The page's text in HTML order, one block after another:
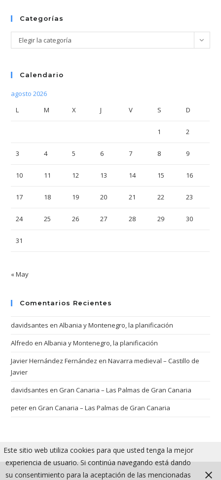
Categorías
Categorías
Elegir la categoría
Calendario
agosto 2026
L
M X J V S D
1 2
3 4 5 6 7 8 9
10 11 12 13 14 15 16
17 18 19 20 21 22 23
24 25 26 27 28 29 30
31
« May
Comentarios Recientes
davidsantes enAlbania y Montenegro, la planificación
Alfredo enAlbania y Montenegro, la planificación
Javier Hernández Fernández enNavarra medieval – Castillo de
Javier
davidsantes enGran Canaria – Las Palmas de Gran Canaria
peterenGran Canaria – Las Palmas de Gran Canaria
Este sitio web utiliza cookies para que usted tenga la mejor
experiencia de usuario. Si continúa navegando está dando
su consentimiento para la aceptación de las mencionadas